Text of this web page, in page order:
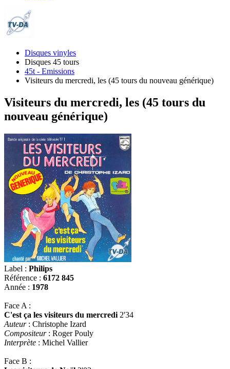
Disques vinyles
Disques 45 tours
45t - Emissions
Visiteurs du mercredi, les (45 tours du nouveau générique)
Visiteurs du mercredi, les (45 tours du
nouveau générique)
Label : Philips
Référence : 6172 845
Année : 1978
Face A :
C'est ça les visiteurs du mercredi 2'34
Auteur: Christophe Izard
Compositeur: Roger Pouly
Interprète : Michel Vallier
Face B :